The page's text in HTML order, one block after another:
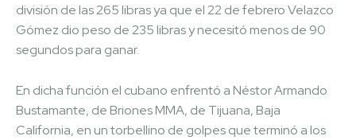
división de las 265 libras ya que el 22 de febrero Velazco
Gómez dio peso de 235 libras y necesitó menos de 90
segundos para ganar.
En dicha función el cubano enfrentó a Néstor Armando
Bustamante, de Briones MMA, de Tijuana, Baja
California, en un torbellino de golpes que terminó a los